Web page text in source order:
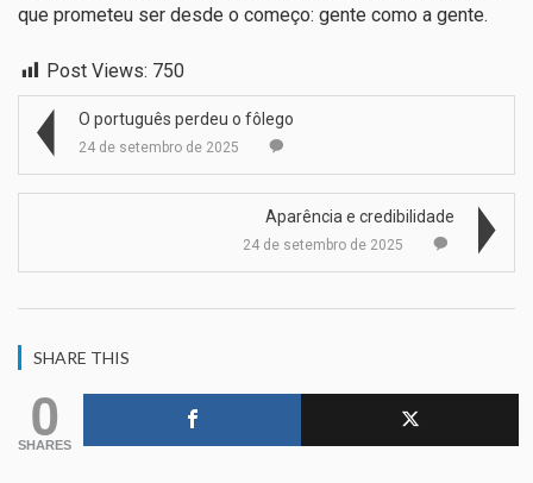
que prometeu ser desde o começo: gente como a gente.
Post Views: 750
O português perdeu o fôlego
24 de setembro de 2025
Aparência e credibilidade
24 de setembro de 2025
SHARE THIS
0
SHARES